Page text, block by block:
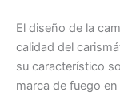
El diseño de la
calidad del
su característico
marca de fuego